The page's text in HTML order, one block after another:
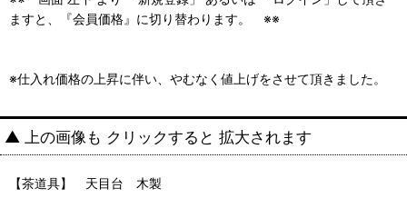
ますと、『会員価格』に切り替わります。 ※※
※仕入れ価格の上昇に伴い、やむなく値上げをさせて頂きました。
▲ 上の画像も クリックすると 拡大されます
【茶道具】 天目台 木製